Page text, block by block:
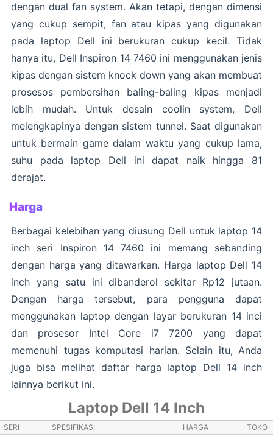
dengan dual fan system. Akan tetapi, dengan dimensi
yang cukup sempit, fan atau kipas yang digunakan
pada laptop Dell ini berukuran cukup kecil. Tidak
hanya itu, Dell Inspiron 14 7460 ini menggunakan jenis
kipas dengan sistem knock down yang akan membuat
prosesos pembersihan baling-baling kipas menjadi
lebih mudah. Untuk desain coolin system, Dell
melengkapinya dengan sistem tunnel. Saat digunakan
untuk bermain game dalam waktu yang cukup lama,
suhu pada laptop Dell ini dapat naik hingga 81
derajat.
Harga
Berbagai kelebihan yang diusung Dell untuk laptop 14
inch seri Inspiron 14 7460 ini memang sebanding
dengan harga yang ditawarkan. Harga laptop Dell 14
inch yang satu ini dibanderol sekitar Rp12 jutaan.
Dengan harga tersebut, para pengguna dapat
menggunakan laptop dengan layar berukuran 14 inci
dan prosesor Intel Core i7 7200 yang dapat
memenuhi tugas komputasi harian. Selain itu, Anda
juga bisa melihat daftar harga laptop Dell 14 inch
lainnya berikut ini.
Laptop Dell 14 Inch
SERI SPESIFIKASI HARGA TOKO